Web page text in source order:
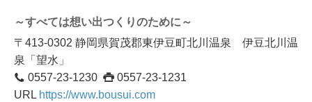
～すべては想い出つくりのために～
〒413-0302 静岡県賀茂郡東伊豆町北川温泉 伊豆北川温
泉「望水」
0557-23-1230
0557-23-1231
URL https://www.bousui.com